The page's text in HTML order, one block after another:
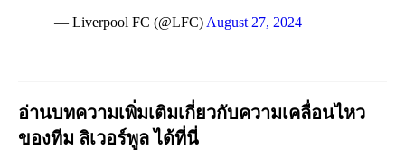
— Liverpool FC (@LFC) August 27, 2024
อ่านบทความเพิ่มเติมเกี่ยวกับความเคลื่อนไหว
ของทีม ลิเวอร์พูล ได้ที่นี่